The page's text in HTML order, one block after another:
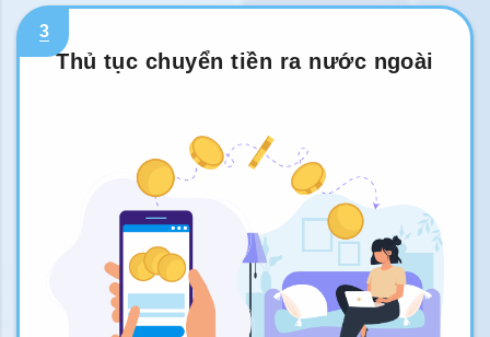
3
Thủ tục chuyển tiền ra nước ngoài